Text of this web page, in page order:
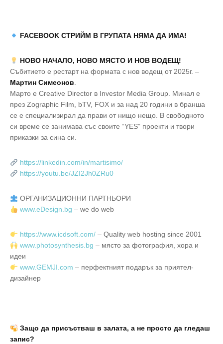
FACEBOOK СТРИЙМ В ГРУПАТА НЯМА ДА ИМА!
НОВО НАЧАЛО, НОВО МЯСТО И НОВ ВОДЕЩ!
Събитието е рестарт на формата с нов водещ от 2025г. –
Мартин Симеонов.
Марто е Creative Director в Investor Media Group. Минал е
през Zographic Film, bTV, FOX и за над 20 години в бранша
се е специализирал да прави от нищо нещо. В свободното
си време се занимава със своите “YES” проекти и твори
приказки за сина си.
https://linkedin.com/in/martisimo/
https://youtu.be/JZI2Jh0ZRu0
ОРГАНИЗАЦИОННИ ПАРТНЬОРИ
www.eDesign.bg – we do web
https://www.icdsoft.com/– Quality web hosting since 2001
www.photosynthesis.bg – място за фотография, хора и
идеи
www.GEMJI.com – перфектният подарък за приятел-
дизайнер
Защо да присъстваш в залата, а не просто да гледаш
запис?